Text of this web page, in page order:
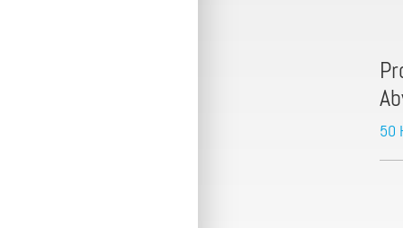
50